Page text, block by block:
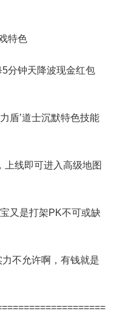
特色
分钟天降波现金红包
盾’道士沉默特色技能
上线即可进入高级地图
又是打架PK不可或缺
不允许啊，有钱就是